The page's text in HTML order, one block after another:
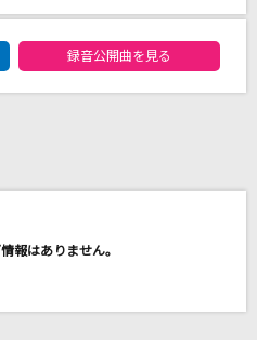
録音公開曲を見る